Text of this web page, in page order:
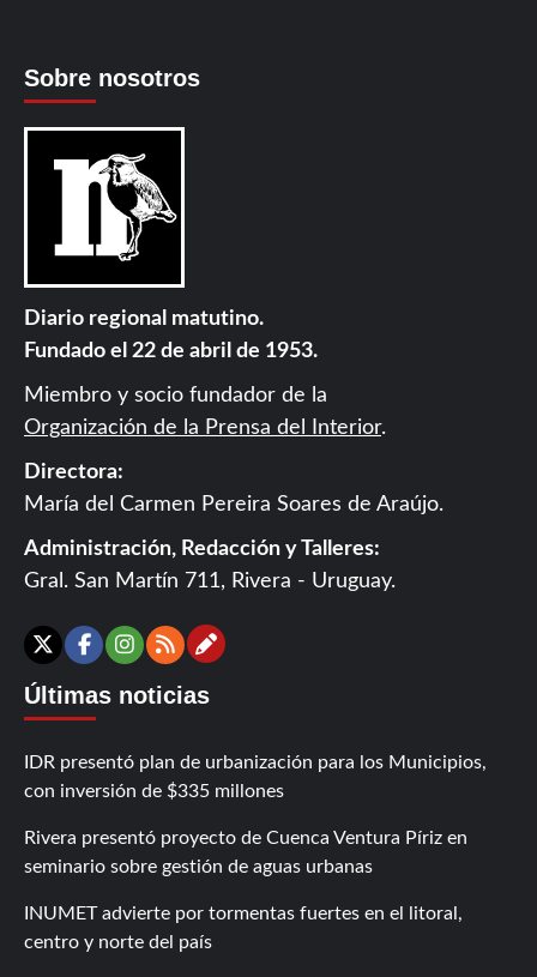
Sobre nosotros
Diario regional matutino.
Fundado el 22 de abril de 1953.
Miembro y socio fundador de la
Organización de la Prensa del Interior.
Directora:
María del Carmen Pereira Soares de Araújo.
Administración, Redacción y Talleres:
Gral. San Martín 711, Rivera - Uruguay.
X Facebook
Instagram
RSSContáctanos
Últimas noticias
IDR presentó plan de urbanización para los Municipios,
con inversión de $335 millones
Rivera presentó proyecto de Cuenca Ventura Píriz en
seminario sobre gestión de aguas urbanas
INUMET advierte por tormentas fuertes en el litoral,
centro y norte del país